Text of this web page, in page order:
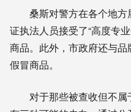
桑斯对警方在各个地
证执法人员接受了“高度专
商品。此外，市政府还与
假冒商品。
对于那些被查收但不属